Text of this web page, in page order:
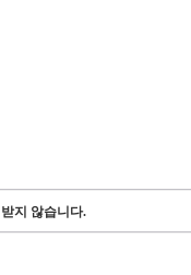
지 않습니다.